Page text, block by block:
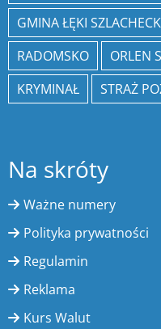
GMINA ŁĘKI
RADOMSKO
ORLEN
KRYMINAŁ
STRAŻ
Na skróty
Ważne numery
Polityka prywatności
Regulamin
Reklama
Kurs Walut